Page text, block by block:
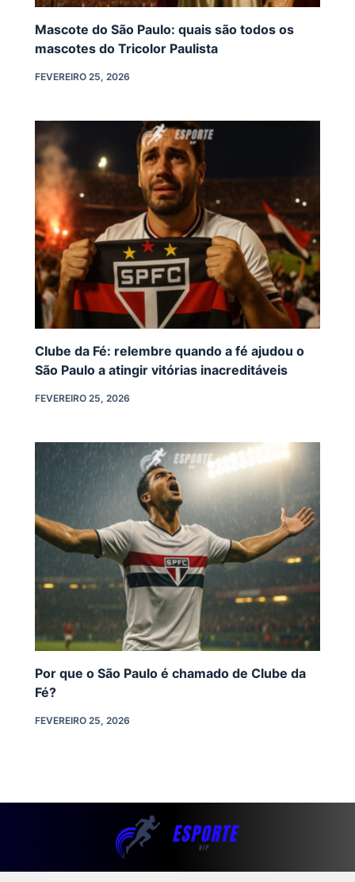
Mascote do São Paulo: quais são todos os
mascotes do Tricolor Paulista
FEVEREIRO 25, 2026
Clube da Fé: relembre quando a fé ajudou o
São Paulo a atingir vitórias inacreditáveis
FEVEREIRO 25, 2026
Por que o São Paulo é chamado de Clube da
Fé?
FEVEREIRO 25, 2026